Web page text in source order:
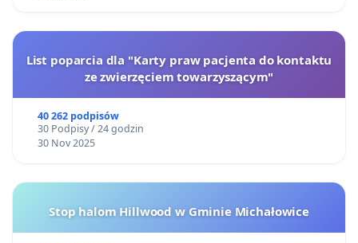
List poparcia dla "Karty praw pacjenta do kontaktu
ze zwierzęciem towarzyszącym"
40 262 podpisów
30 Podpisy / 24 godzin
30 Nov 2025
Stop halom Hillwood w Gminie Michałowice